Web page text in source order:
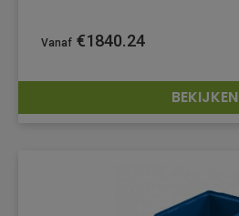
€1840.24
BEKIJKEN